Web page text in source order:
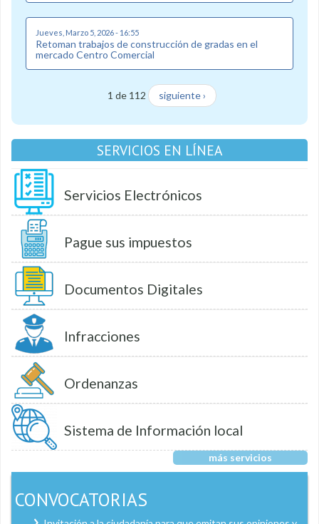
Jueves, Marzo 5, 2026 - 16:55
Retoman trabajos de construcción de gradas en el
mercado Centro Comercial
1 de 112 siguiente ›
SERVICIOS EN LÍNEA
Servicios Electrónicos
Pague sus impuestos
Documentos Digitales
Infracciones
Ordenanzas
Sistema de Información local
más servicios
CONVOCATORIAS